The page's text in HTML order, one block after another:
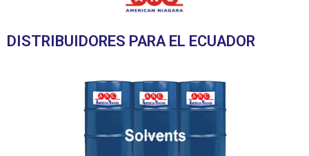
DISTRIBUIDORES PARA EL ECUADOR